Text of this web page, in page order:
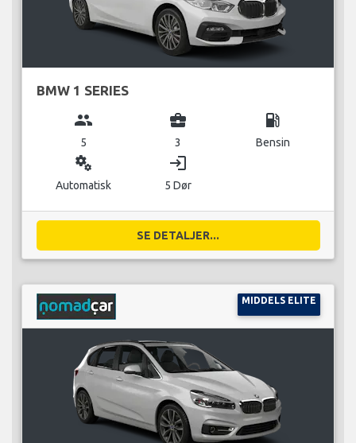
BMW 1 SERIES
group
5
business_center
3
local_gas_station
Bensin
miscellaneous_services
Automatisk
login
5 Dør
SE DETALJER...
MIDDELS ELITE